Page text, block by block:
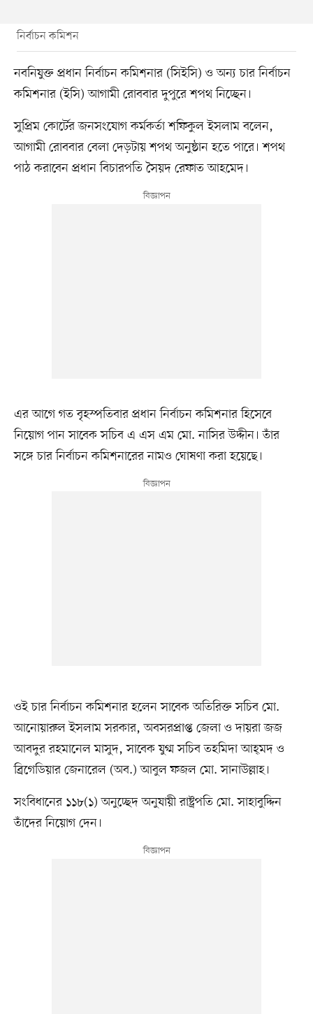
নির্বাচন কমিশন
নবনিযুক্ত প্রধান নির্বাচন কমিশনার (সিইসি) ও অন্য চার নির্বাচন
কমিশনার (ইসি) আগামী রোববার দুপুরে শপথ নিচ্ছেন।
সুপ্রিম কোর্টের জনসংযোগ কর্মকর্তা শফিকুল ইসলাম বলেন,
আগামী রোববার বেলা দেড়টায় শপথ অনুষ্ঠান হতে পারে। শপথ
পাঠ করাবেন প্রধান বিচারপতি সৈয়দ রেফাত আহমেদ।
এর আগে গত বৃহস্পতিবার প্রধান নির্বাচন কমিশনার হিসেবে
নিয়োগ পান সাবেক সচিব এ এস এম মো. নাসির উদ্দীন। তাঁর
সঙ্গে চার নির্বাচন কমিশনারের নামও ঘোষণা করা হয়েছে।
ওই চার নির্বাচন কমিশনার হলেন সাবেক অতিরিক্ত সচিব মো.
আনোয়ারুল ইসলাম সরকার, অবসরপ্রাপ্ত জেলা ও দায়রা জজ
আবদুর রহমানেল মাসুদ, সাবেক যুগ্ম সচিব তহমিদা আহ্‌মদ ও
ব্রিগেডিয়ার জেনারেল (অব.) আবুল ফজল মো. সানাউল্লাহ।
সংবিধানের ১১৮(১) অনুচ্ছেদ অনুযায়ী রাষ্ট্রপতি মো. সাহাবুদ্দিন
তাঁদের নিয়োগ দেন।